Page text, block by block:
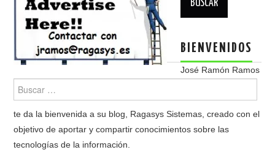
BIENVENIDOS
José Ramón Ramos
te da la bienvenida a su blog, Ragasys Sistemas, creado con el
objetivo de aportar y compartir conocimientos sobre las
tecnologías de la información.